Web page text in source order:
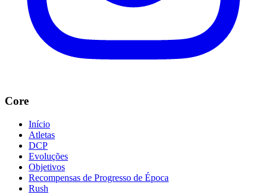
Core
Início
Atletas
DCP
Evoluções
Objetivos
Recompensas de Progresso de Época
Rush